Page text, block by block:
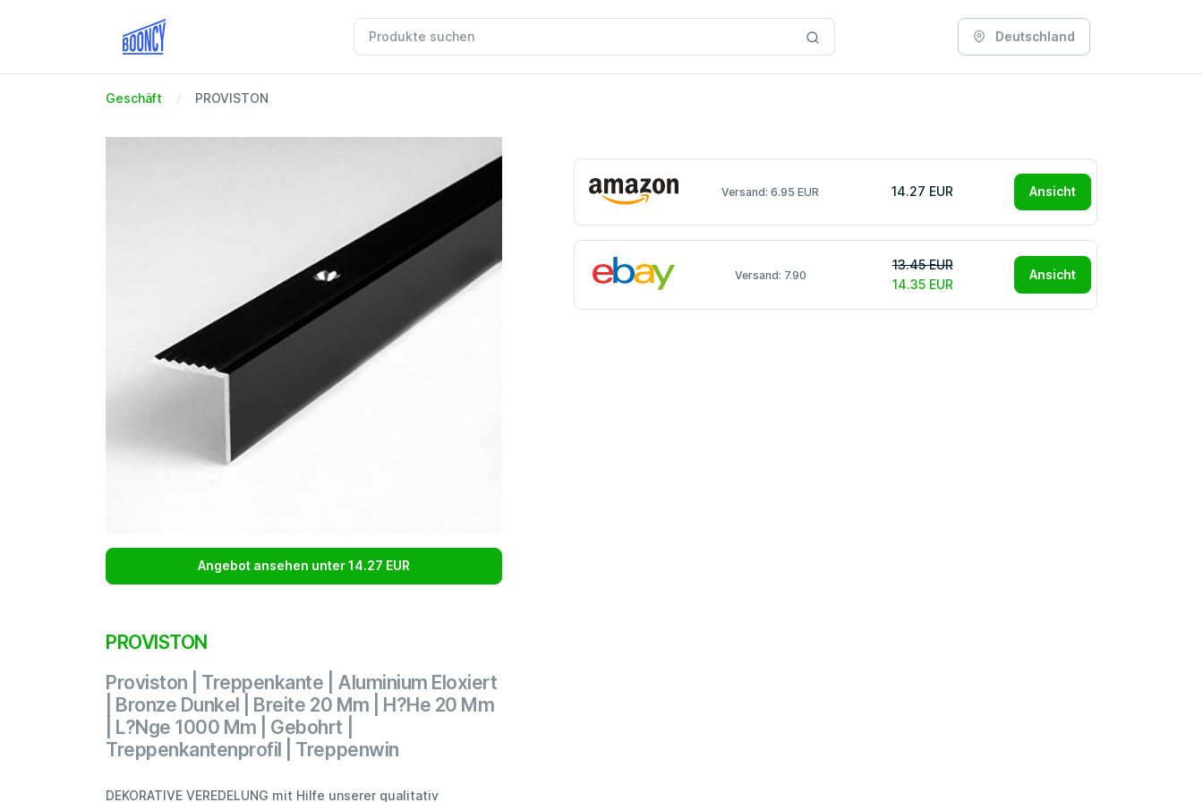
Deutschland
Geschäft PROVISTON
Angebot ansehen unter 14.27 EUR
PROVISTON
Proviston | Treppenkante | Aluminium Eloxiert
| Bronze Dunkel | Breite 20 Mm | H?He 20 Mm
| L?Nge 1000 Mm | Gebohrt |
Treppenkantenprofil | Treppenwin
DEKORATIVE VEREDELUNG mit Hilfe unserer qualitativ
Versand: 6.95 EUR 14.27 EUR Ansicht
Versand: 7.90
13.45 EUR
14.35 EUR
Ansicht